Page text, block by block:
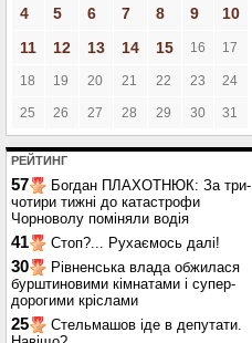
4
5 6 7 8 9
10
11
12 13 14 15 16 17
18 19 20 21 22 23 24
25 26 27 28 29 30 31
РЕЙТИНГ
57
Богдан ПЛАХОТНЮК: За три-
чотири тижні до катастрофи
Чорноволу поміняли водія
41 Стоп?... Рухаємось далі!
30
Рівненська влада обжилася
бурштиновими кімнатами і супер-
дорогими кріслами
25
Стельмашов іде в депутати.